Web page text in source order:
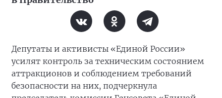
Депутаты и активисты «Единой России»
усилят контроль за техническим состоянием
аттракционов и соблюдением требований
безопасности на них, подчеркнула